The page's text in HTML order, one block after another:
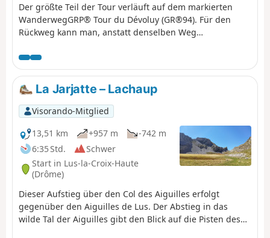
Der größte Teil der Tour verläuft auf dem markierten
WanderwegGRP® Tour du Dévoluy (GR®94). Für den
Rückweg kann man, anstatt denselben Weg
den kleinen Gebirgspass und den Charvet zurückkehren.
Diese Route verläuft abseits der Wege. Diese Variante
sollte nur bei guter Sicht unternommen werden und
erfordert Kenntnisse im Umgang mit Karte und
Kompass, die für das Wandern abseits der Wege
unerlässlich sind. Die Aussicht vom Chauvet auf den
Dévoluy ist wunderschön.
La Jarjatte – Lachaup
Visorando-Mitglied
13,51 km
+957 m
-742 m
6:35 Std.
Schwer
Start in Lus-la-Croix-Haute
(Drôme)
Dieser Aufstieg über den Col des Aiguilles erfolgt
gegenüber den Aiguilles de Lus. Der Abstieg in das
wilde Tal der Aiguilles gibt den Blick auf die Pisten des